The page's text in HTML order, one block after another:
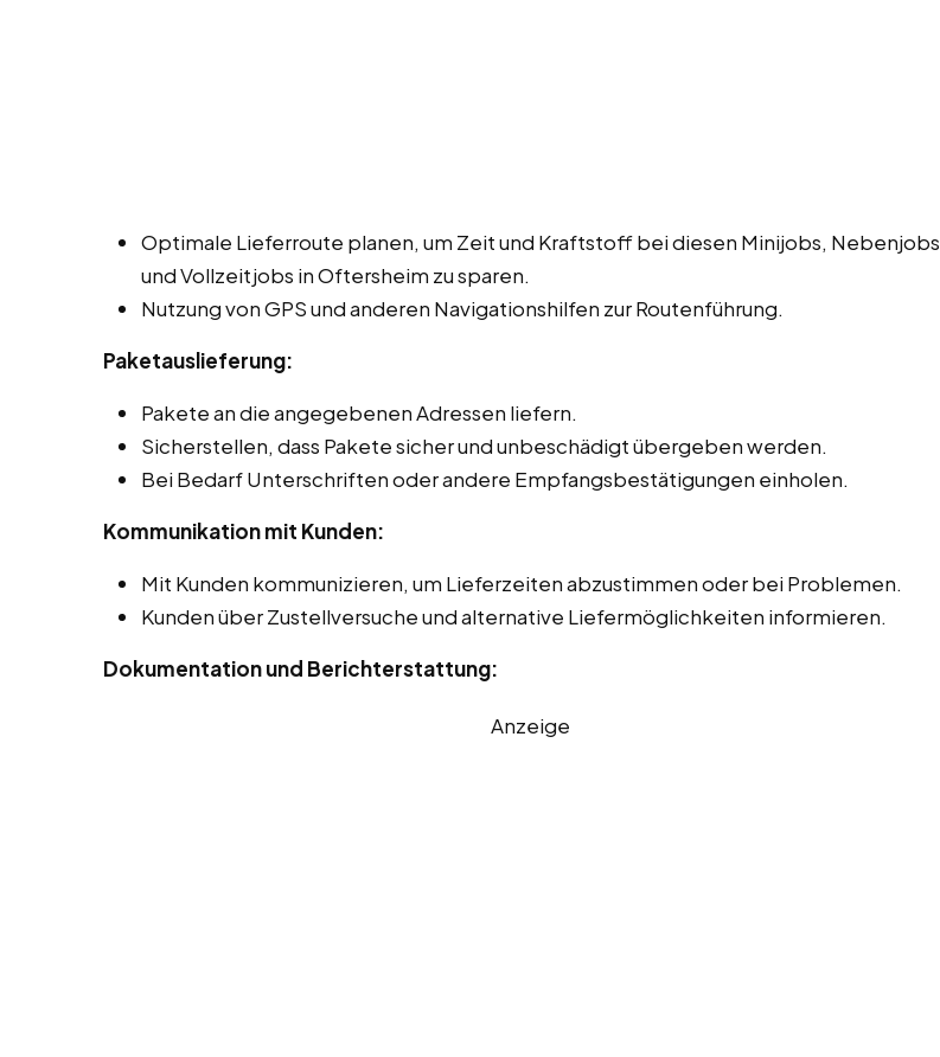
Optimale Lieferroute planen, um Zeit und Kraftstoff bei diesen Minijobs, Nebenjobs
und Vollzeitjobs in Oftersheim zu sparen.
Nutzung von GPS und anderen Navigationshilfen zur Routenführung.
Paketauslieferung:
Pakete an die angegebenen Adressen liefern.
Sicherstellen, dass Pakete sicher und unbeschädigt übergeben werden.
Bei Bedarf Unterschriften oder andere Empfangsbestätigungen einholen.
Kommunikation mit Kunden:
Mit Kunden kommunizieren, um Lieferzeiten abzustimmen oder bei Problemen.
Kunden über Zustellversuche und alternative Liefermöglichkeiten informieren.
Dokumentation und Berichterstattung:
Anzeige